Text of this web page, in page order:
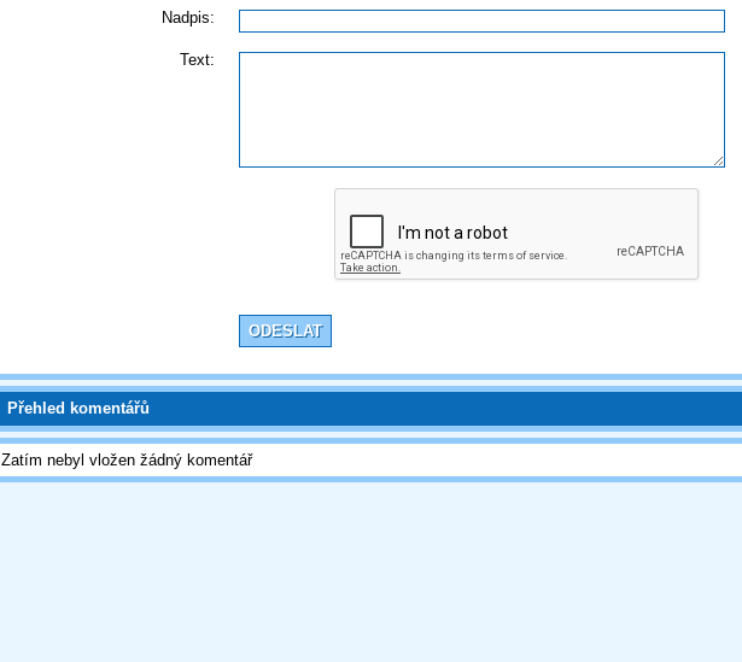
Nadpis:
Text:
Přehled komentářů
Zatím nebyl vložen žádný komentář